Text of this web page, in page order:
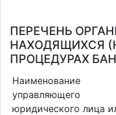
ПЕРЕЧЕНЬ
НАХОДЯЩИХСЯ
ПРОЦЕДУРАХ
Наименование
управляющего
юридического лица